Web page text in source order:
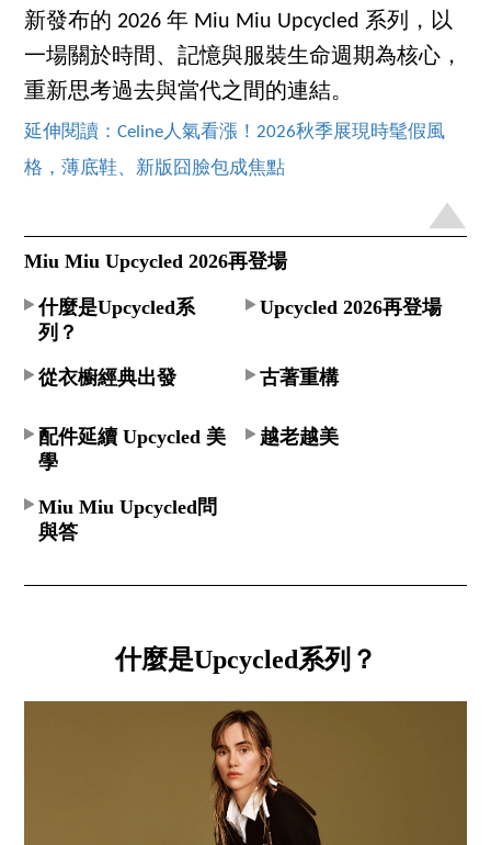
新發布的 2026 年 Miu Miu Upcycled 系列，以
一場關於時間、記憶與服裝生命週期為核心，
重新思考過去與當代之間的連結。
延伸閱讀：Celine人氣看漲！2026秋季展現時髦假風
格，薄底鞋、新版囧臉包成焦點
Miu Miu Upcycled 2026再登場
什麼是Upcycled系
列？
Upcycled 2026再登場
從衣櫥經典出發 古著重構
配件延續 Upcycled 美
學
越老越美
Miu Miu Upcycled問
與答
什麼是Upcycled系列？